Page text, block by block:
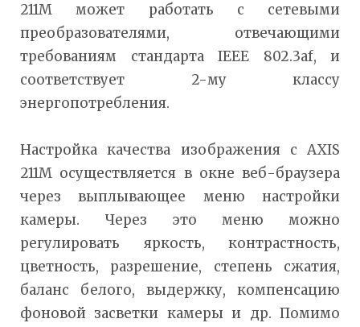
211M может работать с сетевыми
преобразователями, отвечающими
требованиям стандарта IEEE 802.3af, и
соответствует 2-му классу
энергопотребления.
Настройка качества изображения c AXIS
211M осуществляется в окне веб-браузера
через выплывающее меню настройки
камеры. Через это меню можно
регулировать яркость, контрастность,
цветность, разрешение, степень сжатия,
баланс белого, выдержку, компенсацию
фоновой засветки камеры и др. Помимо